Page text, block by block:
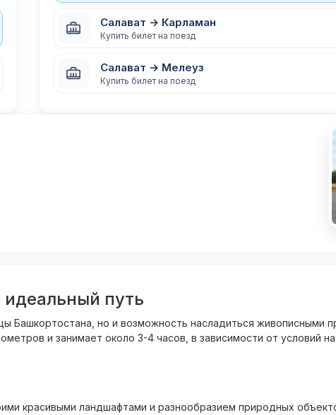
Салават → Карламан
Купить билет на поезд
Салават → Мелеуз
Купить билет на поезд
путь
Башкортостана, но и возможность насладиться живописными
и занимает около 3-4 часов, в зависимости от условий
красивыми ландшафтами и разнообразием природных